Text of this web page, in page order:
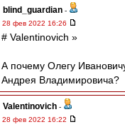
blind_guardian -
28 фев 2022 16:26
# Valentinovich »
А почему Олегу
Андрея Владимировича?
Valentinovich -
28 фев 2022 16:22